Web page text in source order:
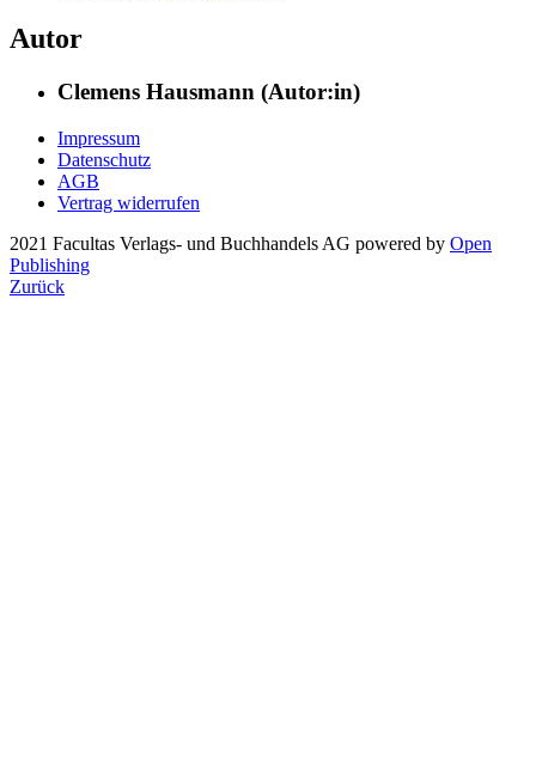
Autor
Clemens Hausmann (Autor:in)
Impressum
Datenschutz
AGB
Vertrag widerrufen
2021 Facultas Verlags- und Buchhandels AG powered by Open
Publishing
Zurück